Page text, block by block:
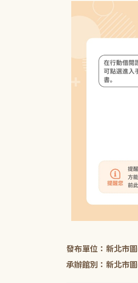
發布單位：新北市
承辦館別：新北市